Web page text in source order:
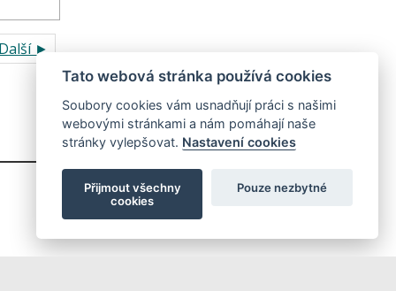
►
Tato webová stránka používá cookies
Soubory cookies vám usnadňují práci s našimi
webovými stránkami a nám pomáhají naše
stránky vylepšovat. Nastavení cookies
Přijmout všechny
cookies
Pouze nezbytné